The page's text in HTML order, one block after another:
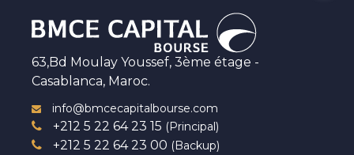
63,Bd Moulay Youssef, 3ème étage -
Casablanca, Maroc.
info@bmcecapitalbourse.com
+212 5 22 64 23 15 (Principal)
+212 5 22 64 23 00 (Backup)